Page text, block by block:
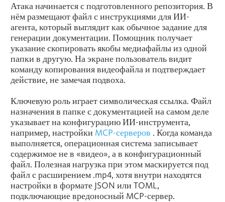
Атака начинается с подготовленного репозитория. В
нём размещают файл с инструкциями для ИИ-
агента, который выглядит как обычное задание для
генерации документации. Помощник получает
указание скопировать якобы медиафайлы из одной
папки в другую. На экране пользователь видит
команду копирования видеофайла и подтверждает
действие, не замечая подвоха.
Ключевую роль играет символическая ссылка. Файл
назначения в папке с документацией на самом деле
указывает на конфигурацию ИИ-инструмента,
например, настройки MCP-серверов . Когда команда
выполняется, операционная система записывает
содержимое не в «видео», а в конфигурационный
файл. Полезная нагрузка при этом маскируется под
файл с расширением .mp4, хотя внутри находятся
настройки в формате JSON или TOML,
подключающие вредоносный MCP-сервер.